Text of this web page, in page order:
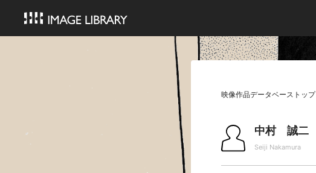
映像作品データベーストップ
中村 誠二
Seiji Nakamura